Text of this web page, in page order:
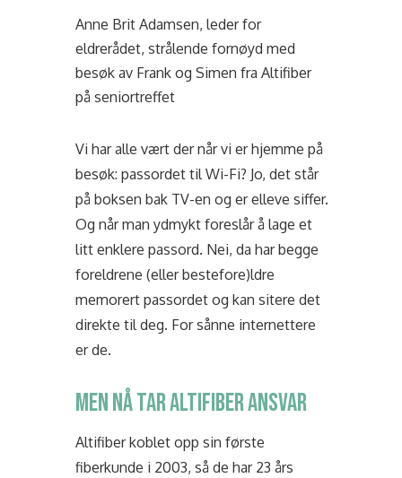
Anne Brit Adamsen, leder for
eldrerådet, strålende fornøyd med
besøk av Frank og Simen fra Altifiber
på seniortreffet
Vi har alle vært der når vi er hjemme på
besøk: passordet til Wi-Fi? Jo, det står
på boksen bak TV-en og er elleve siffer.
Og når man ydmykt foreslår å lage et
litt enklere passord. Nei, da har begge
foreldrene (eller bestefore)ldre
memorert passordet og kan sitere det
direkte til deg. For sånne internettere
er de.
MEN NÅ TAR ALTIFIBER ANSVAR
Altifiber koblet opp sin første
fiberkunde i 2003, så de har 23 års